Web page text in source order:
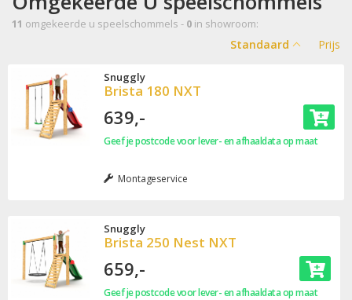
11 omgekeerde u speelschommels - 0 in showroom:
Standaard Prijs
Snuggly
Brista 180 NXT
639,-
Geef je postcode voor lever- en afhaaldata op maat
Montageservice
Snuggly
Brista 250 Nest NXT
659,-
Geef je postcode voor lever- en afhaaldata op maat